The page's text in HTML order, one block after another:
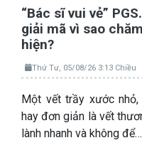
“Bác sĩ vui vẻ”
giải mã vì sao
hiện?
Thứ Tư, 05/08/26 3:13 Chiều
Một vết trầy xước
hay đơn giản là vết
lành nhanh và không để…